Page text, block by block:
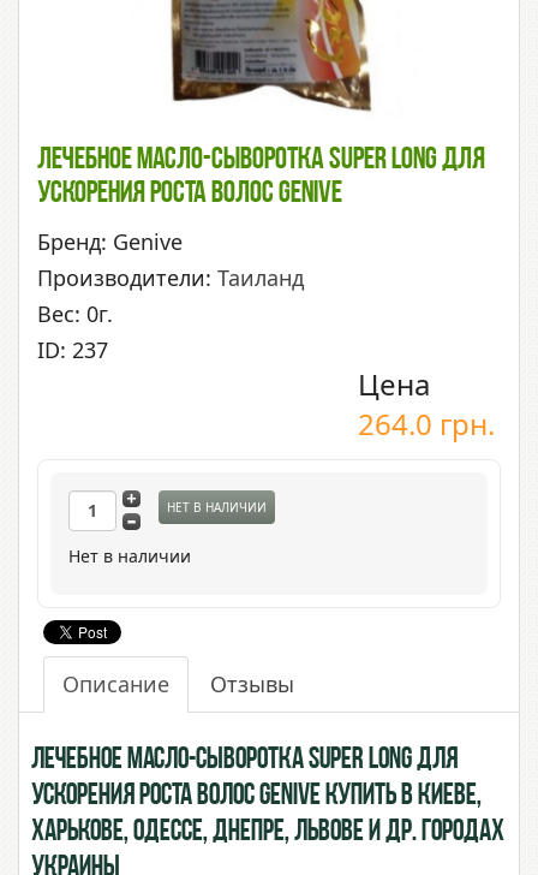
Лечебное Масло-Сыворотка Super Long Для
Ускорения Роста Волос Genive
Бренд: Genive
Производители: Таиланд
Вес: 0г.
ID: 237
Цена
264.0 грн.
НЕТ В НАЛИЧИИ
Нет в наличии
Описание Отзывы
Лечебное масло-сыворотка Super Long для
ускорения роста волос Genive купить в Киеве,
Харькове, Одессе, Днепре, Львове и др. городах
Украины